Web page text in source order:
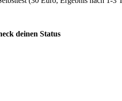
deinen Status